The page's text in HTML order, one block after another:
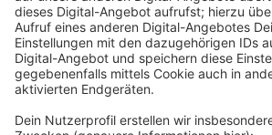
Haushalts-sicherung zu rutschen. Die
Unterfinanzierung seien eine Erhöhung
B und das Zurückfahren von freiwillien
Beispiel für Bäder oder soziale
sie beispielsweise weniger Bürokratie,
Förderungen und Anpassungen für das